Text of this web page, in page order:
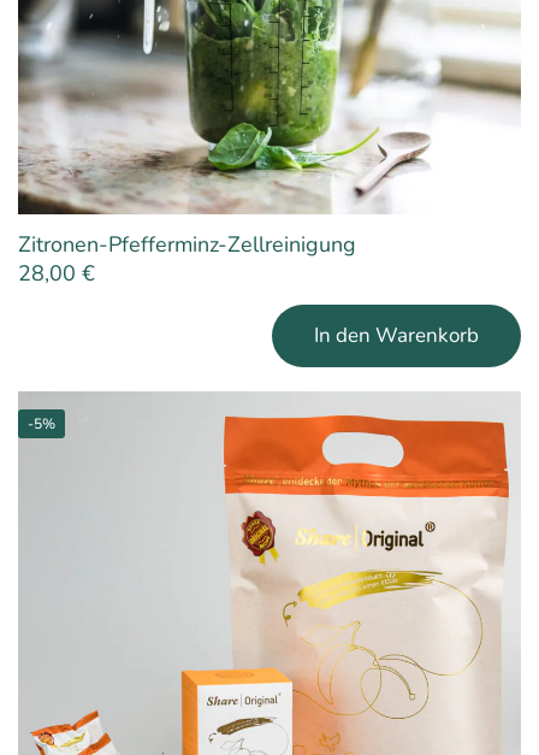
Zitronen-Pfefferminz-Zellreinigung
28,00 €
In den Warenkorb
-5%